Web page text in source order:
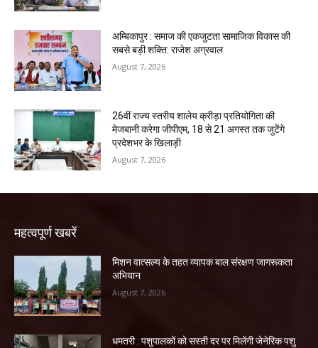
अम्बिकापुर : समाज की एकजुटता सामाजिक विकास की
सबसे बड़ी शक्ति: राजेश अग्रवाल
August 7, 2026
26वीं राज्य स्तरीय शालेय क्रीड़ा प्रतियोगिता की
मेजबानी करेगा जीपीएम, 18 से 21 अगस्त तक जुटेंगे
प्रदेशभर के खिलाड़ी
August 7, 2026
महत्वपूर्ण खबरें
मिशन वात्सल्य के तहत व्यापक बाल संरक्षण जागरूकता
अभियान
August 7, 2026
धमतरी : पशुपालकों को सस्ती दर पर मिलेंगी जेनेरिक पशु